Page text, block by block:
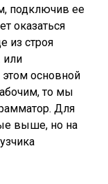
подключив ее
оказаться
из строя
или
этом основной
то мы
Для
выше, но на